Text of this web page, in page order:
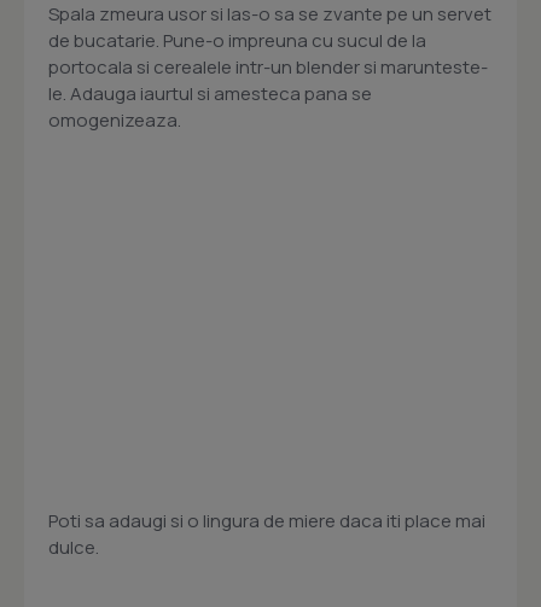
Spala zmeura usor si las-o sa se zvante pe un servet
de bucatarie. Pune-o impreuna cu sucul de la
portocala si cerealele intr-un blender si marunteste-
le. Adauga iaurtul si amesteca pana se
omogenizeaza.
Poti sa adaugi si o lingura de miere daca iti place mai
dulce.